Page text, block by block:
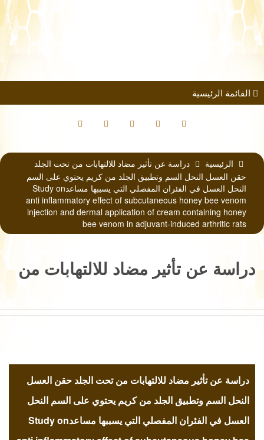
القائمة الرئيسية
الرئيسية
دراسة عن تأثير مضاد للالتهابات من تحت الجلد
حقن العسل النحل السم وتطبيق الجلد من كريم يحتوي على السم
النحل العسل في الفئران المفصلي التي يسببها مساعدStudy on
anti inflammatory effect of subcutaneous honey bee venom
injection and dermal application of cream containing honey
bee venom in adjuvant-induced arthritic rats
دراسة عن تأثير مضاد للالتهابات من
السم النحل العسل في الفئران
دراسة عن تأثير مضاد للالتهابات من تحت الجلد حقن العسل
النحل السم وتطبيق الجلد من كريم يحتوي على السم النحل
العسل في الفئران المفصلي التي يسببها مساعدStudy on